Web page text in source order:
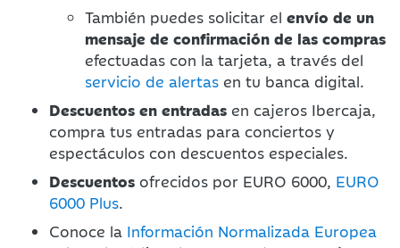
También puedes solicitar el envío de un
mensaje de confirmación de las compras
efectuadas con la tarjeta, a través del
servicio de alertas en tu banca digital.
Descuentos en entradas en cajeros Ibercaja,
compra tus entradas para conciertos y
espectáculos con descuentos especiales.
Descuentos ofrecidos por EURO 6000, EURO
6000 Plus.
Conoce la Información Normalizada Europea